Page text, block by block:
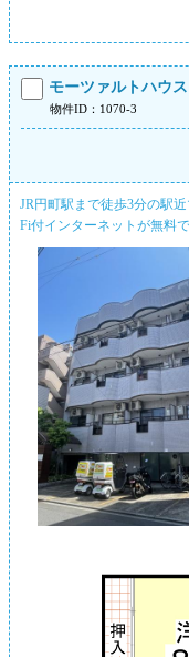
モーツァルトハウス
物件ID：1070-3
JR円町駅まで徒歩3分の駅
Fi付インターネットが無料